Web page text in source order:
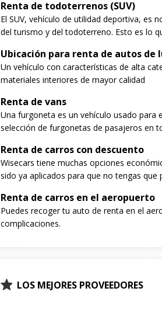
Renta de todoterrenos (SUV)
El SUV, vehículo de utilidad deportiva, es
del turismo y del todoterreno. Esto es lo
Ubicación para renta de autos de
Un vehículo con características de alta
materiales interiores de mayor calidad
Renta de vans
Una furgoneta es un vehículo usado para
selección de furgonetas de pasajeros en
Renta de carros con descuento
Wisecars tiene muchas opciones
sido ya aplicados para que no tengas
Renta de carros en el aeropuerto
Puedes recoger tu auto de renta en el
complicaciones.
LOS MEJORES PROVEEDORES